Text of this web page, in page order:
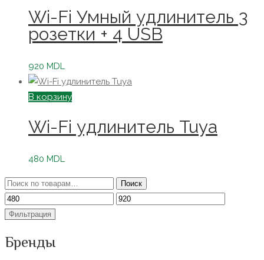
Wi-Fi Умный удлинитель 3
розетки + 4 USB
920 MDL
В корзину
Wi-Fi удлинитель Tuya
480 MDL
Искать: Поиск
Минимальная
цена
Максимальная
Фильтрация
Бренды